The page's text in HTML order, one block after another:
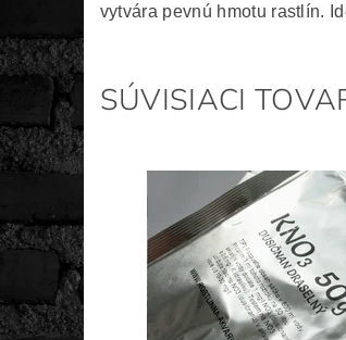
vytvára pevnú hmotu rastlín.
SÚVISIACI